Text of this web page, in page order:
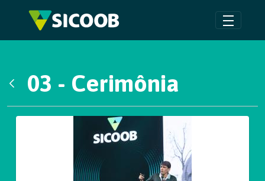
Pular para o Conteúdo principal
03 - Cerimônia